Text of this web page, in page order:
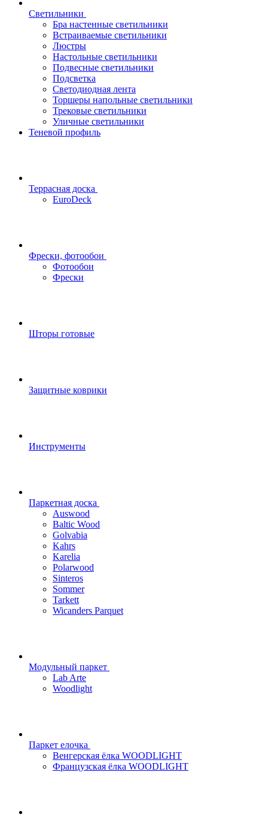
Светильники
Бра настенные светильники
Встраиваемые светильники
Люстры
Настольные светильники
Подвесные светильники
Подсветка
Светодиодная лента
Торшеры напольные светильники
Трековые светильники
Уличные светильники
Теневой профиль
Террасная доска
EuroDeck
Фрески, фотообои
Фотообои
Фрески
Шторы готовые
Защитные коврики
Инструменты
Паркетная доска
Auswood
Baltic Wood
Golvabia
Kahrs
Karelia
Polarwood
Sinteros
Sommer
Tarkett
Wicanders Parquet
Модульный паркет
Lab Arte
Woodlight
Паркет елочка
Венгерская ёлка WOODLIGHT
Французская ёлка WOODLIGHT